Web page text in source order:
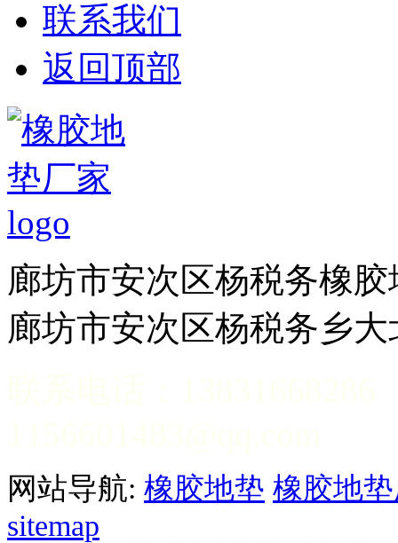
联系我们
返回顶部
廊坊市安次区杨税
廊坊市安次区杨税务乡
网站导航: 橡胶地垫 橡胶地
sitemap